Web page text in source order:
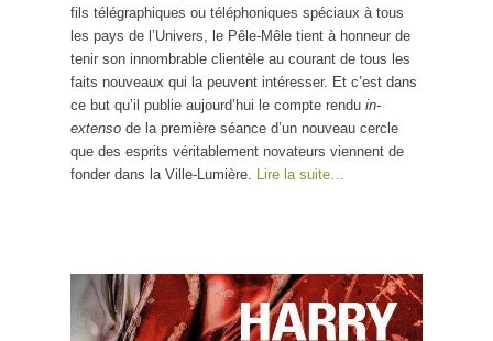
fils télégraphiques ou téléphoniques spéciaux à tous
les pays de l’Univers, le Pêle-Mêle tient à honneur de
tenir son innombrable clientèle au courant de tous les
faits nouveaux qui la peuvent intéresser. Et c’est dans
ce but qu’il publie aujourd’hui le compte rendu in-
extenso de la première séance d’un nouveau cercle
que des esprits véritablement novateurs viennent de
fonder dans la Ville-Lumière. Lire la suite…